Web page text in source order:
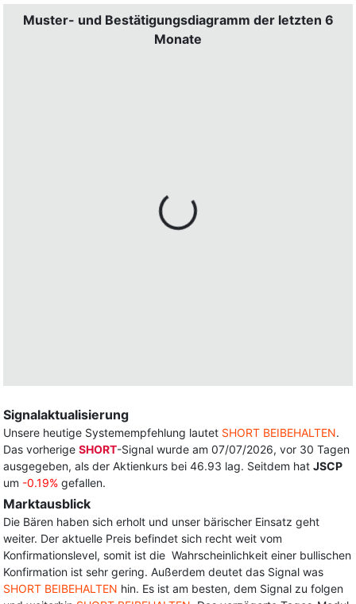
Muster- und Bestätigungsdiagramm der letzten 6
Monate
Signalaktualisierung
Unsere heutige Systemempfehlung lautet SHORT BEIBEHALTEN.
Das vorherige SHORT-Signal wurde am 07/07/2026, vor 30 Tagen
ausgegeben, als der Aktienkurs bei 46.93 lag. Seitdem hat JSCP
um -0.19% gefallen.
Marktausblick
Die Bären haben sich erholt und unser bärischer Einsatz geht
weiter. Der aktuelle Preis befindet sich recht weit vom
Konfirmationslevel, somit ist die Wahrscheinlichkeit einer bullischen
Konfirmation ist sehr gering. Außerdem deutet das Signal was
SHORT BEIBEHALTEN hin. Es ist am besten, dem Signal zu folgen